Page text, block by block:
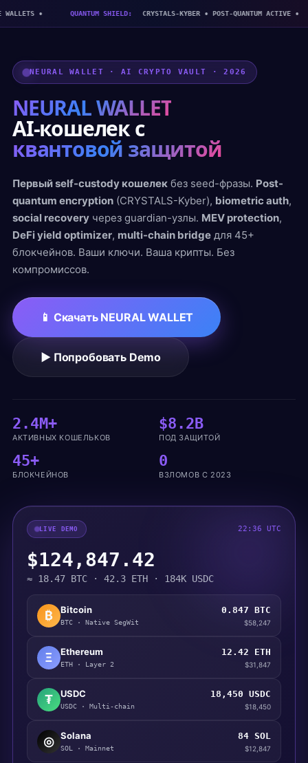
• QUANTUM SHIELD: CRYSTALS-KYBER • POST-QUANTUM ACTIVE •
NEURAL WALLET · AI CRYPTO VAULT · 2026
NEURAL WALLET
AI-кошелек с
квантовой защитой
Первый self-custody кошелек без seed-фразы. Post-
quantum encryption (CRYSTALS-Kyber), biometric auth,
social recovery через guardian-узлы. MEV protection,
DeFi yield optimizer, multi-chain bridge для 45+
блокчейнов. Ваши ключи. Ваша крипты. Без
компромиссов.
📱 Скачать NEURAL WALLET
▶ Попробовать Demo
2.4M+
АКТИВНЫХ КОШЕЛЬКОВ
$8.2B
ПОД ЗАЩИТОЙ
45+
БЛОКЧЕЙНОВ
0
ВЗЛОМОВ С 2023
LIVE DEMO 22:36 UTC
$124,847.42
≈ 18.47 BTC · 42.3 ETH · 184K USDC
₿ Bitcoin
BTC · Native SegWit
0.847 BTC
$58,247
Ξ Ethereum
ETH · Layer 2
12.42 ETH
$31,847
₮ USDC
USDC · Multi-chain
18,450 USDC
$18,450
◎ Solana
SOL · Mainnet
84 SOL
$12,847